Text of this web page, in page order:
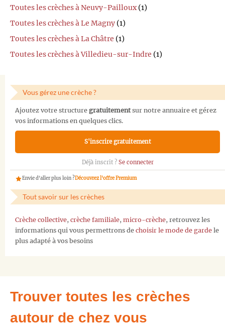
Toutes les crèches à Neuvy-Pailloux(1)
Toutes les crèches à Le Magny (1)
Toutes les crèches à La Châtre (1)
Toutes les crèches à Villedieu-sur-Indre (1)
Vous gérez une crèche ?
Ajoutez votre structure gratuitementsur notre annuaire et gérez
vos informations en quelques clics.
S'inscrire gratuitement
Déjà inscrit ? Se connecter
Envie d'aller plus loin ?Découvrez l'offre Premium
Tout savoir sur les crèches
Crèche collective, crèche familiale, micro-crèche, retrouvez les
informations qui vous permettrons de choisir le mode de garde le
plus adapté à vos besoins
Trouver toutes les crèches
autour de chez vous